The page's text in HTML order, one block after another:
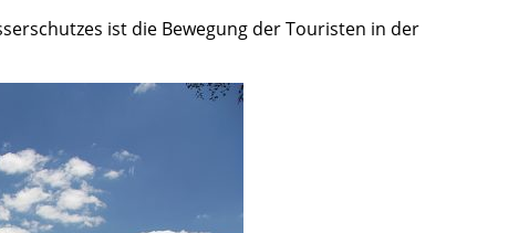
ist die Bewegung der Touristen in der